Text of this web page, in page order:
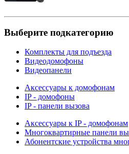
Выберите подкатегорию
Комплекты для подъезда
Видеодомофоны
Видеопанели
Аксессуары к домофонам
IP - домофоны
IP - панели вызова
Аксессуары к IP - домофонам
Многоквартирные панели
Абонентские устройства